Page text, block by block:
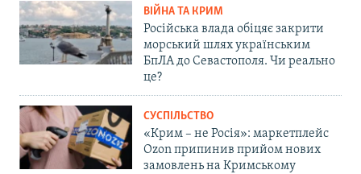
ВІЙНА ТА КРИМ
Російська влада обіцяє закрити
морський шлях українським
БпЛА до Севастополя. Чи реально
це?
СУСПІЛЬСТВО
«Крим – не Росія»: маркетплейс
Ozon припинив прийом нових
замовлень на Кримському